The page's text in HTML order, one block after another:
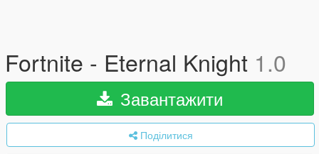
Fortnite - Eternal Knight 1.0
Завантажити
Поділитися